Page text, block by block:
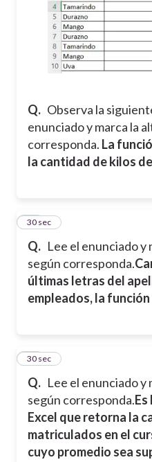
Q. Observa la
enunciado y marca la
corresponda. La
la cantidad de kilos
Q. Lee el enunciado y
según corresponda.
últimas letras del
empleados, la
16
30 sec
Q. Lee el enunciado y
según corresponda.
Excel que retorna la
matriculados en el
cuyo promedio sea
17
30 sec